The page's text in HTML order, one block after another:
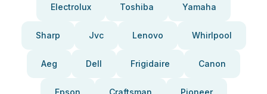
Electrolux Toshiba Yamaha
Sharp Jvc Lenovo Whirlpool
Aeg Dell Frigidaire Canon
Epson Craftsman Pioneer